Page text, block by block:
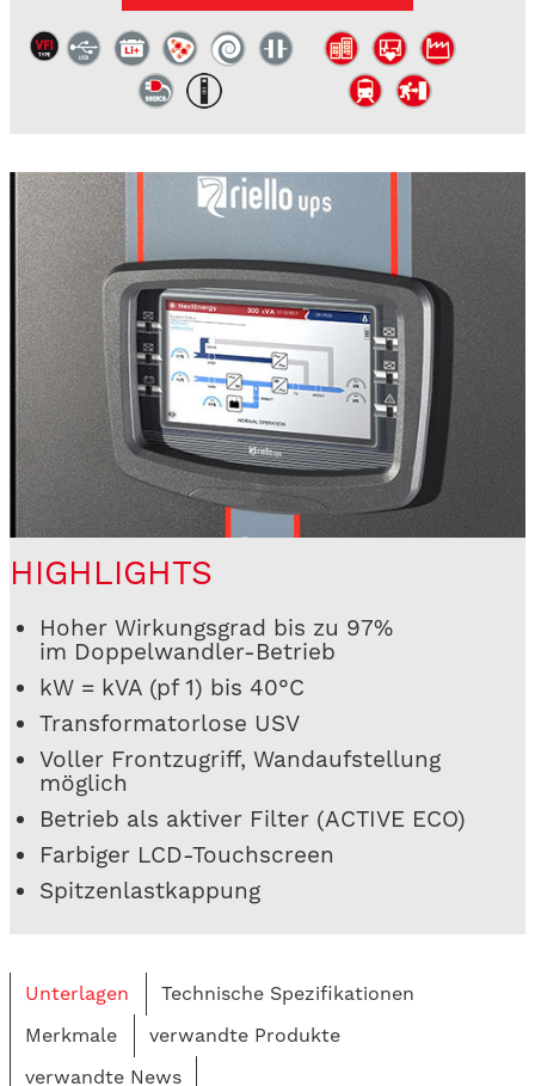
HIGHLIGHTS
Hoher Wirkungsgrad bis zu 97%
im Doppelwandler-Betrieb
kW = kVA (pf 1) bis 40°C
Transformatorlose USV
Voller Frontzugriff, Wandaufstellung
möglich
Betrieb als aktiver Filter (ACTIVE ECO)
Farbiger LCD-Touchscreen
Spitzenlastkappung
Unterlagen
Technische Spezifikationen
Merkmale
verwandte Produkte
verwandte News